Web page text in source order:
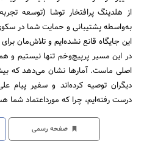
از هلدینگ پرافتخار توشا (توسعه
به‌واسطه پشتیبانی و حمایت شما در
این جایگاه قانع نشده‌ایم و تلاش‌مان
در این مسیر پرپیچ‌و‌خم تنها نیستیم
دیگران توصیه کرده‌اند و سفیر پیام
درست رفته‌ایم، چرا که مورداعتماد شما
صفحه رسمی